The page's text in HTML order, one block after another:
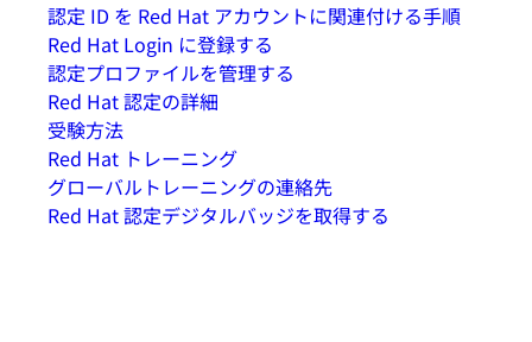
認定 ID を Red Hat アカウントに関連付ける手順
Red Hat Login に登録する
認定プロファイルを管理する
Red Hat 認定の詳細
受験方法
Red Hat トレーニング
グローバルトレーニングの連絡先
Red Hat 認定デジタルバッジを取得する